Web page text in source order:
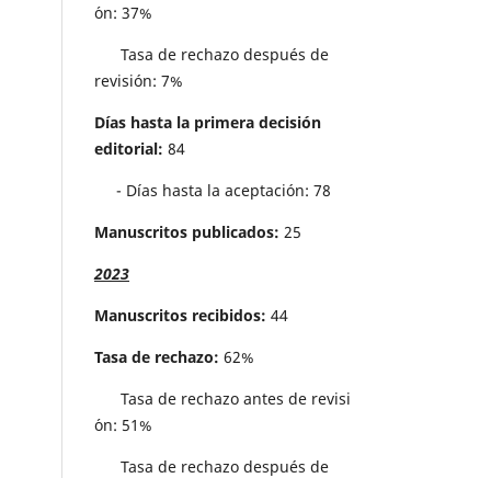
´on: 37%
Tasa de rechazo después de
revisión: 7%
Días hasta la primera decisión
editorial: 84
- Días hasta la aceptación: 78
Manuscritos publicados: 25
2023
Manuscritos recibidos: 44
Tasa de rechazo: 62%
Tasa de rechazo antes de revisi
´on: 51%
Tasa de rechazo después de